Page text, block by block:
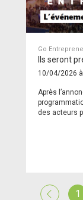
Go
Ils seront
10/04/2026
Après
des acteurs
1